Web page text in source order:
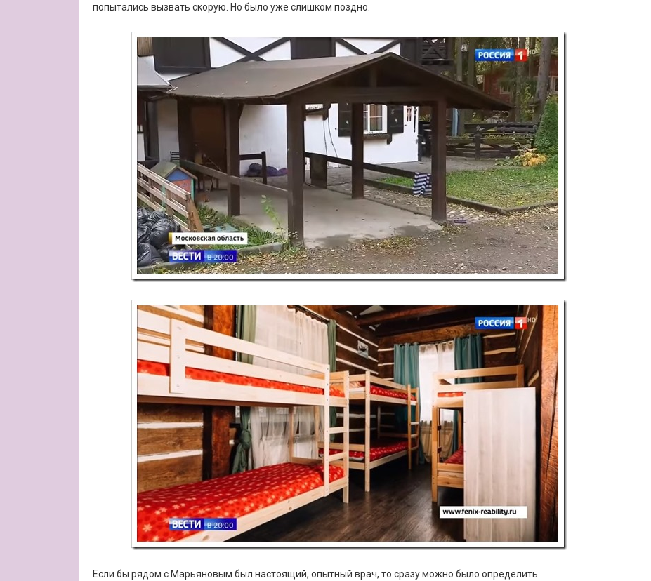
попытались вызвать скорую. Но было уже слишком поздно.
Если бы рядом с Марьяновым был настоящий, опытный врач, то сразу можно было определить